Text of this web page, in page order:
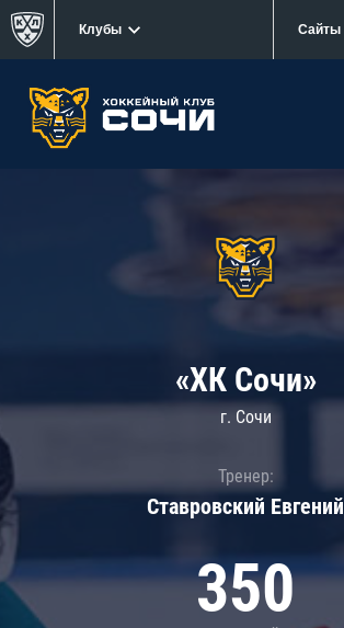
Клубы Сайты
«ХК Сочи»
г. Сочи
Тренер:
Ставровский Евгений
350